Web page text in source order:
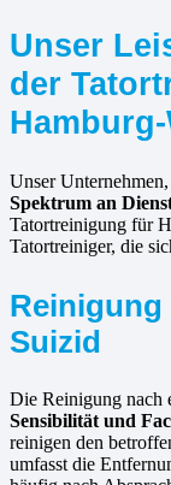
Unser
der
Unser
Spektrum an
Tatortreinigung für
Tatortreiniger, die
Reinigung
Suizid
Die Reinigung nach
Sensibilität und
reinigen den
umfasst die